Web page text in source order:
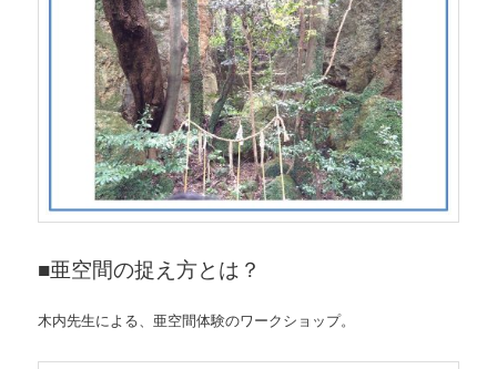
■亜空間の捉え方とは？
木内先生による、亜空間体験のワークショップ。